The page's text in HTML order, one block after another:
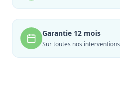
Garantie 12 mois
Sur toutes nos interventions